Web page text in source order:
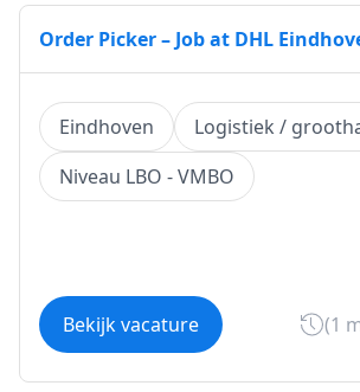
Order Picker – Job at DHL
Eindhoven
Logistiek /
Niveau LBO - VMBO
Bekijk vacature (1